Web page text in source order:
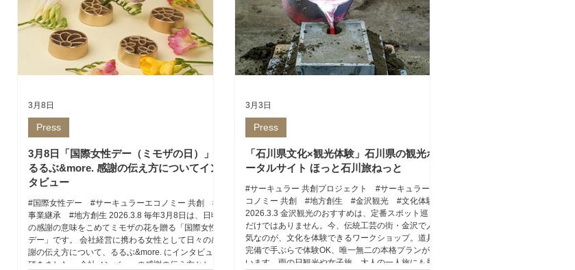
3月8日「国際女性デー（ミモザの日）」
るるぶ&more. 感謝の伝え方についてイン
タビュー
#国際女性デー #サーキュラーエコノミー 共創 #
事業継承 #地方創生 2026.3.8 毎年3月8日は、日頃
の感謝の意味をこめてミモザの花を贈る「国際女性
デー」です。 会社経営に携わる女性として日々の感
謝の伝え方について、るるぶ&more. にインタビュー
頂きました。 会社メンバーへの感謝の伝え方とし
Press
3月8日
「石川県文化×観光体験」石川県の観光ポ
ータルサイト ほっと石川旅ねっと
#サーキュラー 共創プロジェクト #サーキュラーエ
コノミー 共創 #地方創生 #金沢観光 #文化体験
2026.3.3 金沢観光のおすすめは、定番スポット巡り
だけではありません。今、伝統工芸の街・金沢で人
気なのが、文化を体験できるワークショップ。道具
完備で手ぶらで体験OK、唯一無二の本格プランが揃
います。雨の日観光や女子旅、大人の一人旅にも最
Press
3月3日